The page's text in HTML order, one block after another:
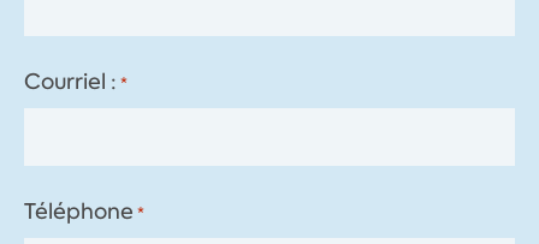
Courriel : *
Téléphone *